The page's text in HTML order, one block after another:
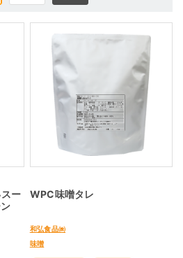
ー
WPC味噌タレ
和弘食品㈱
味噌